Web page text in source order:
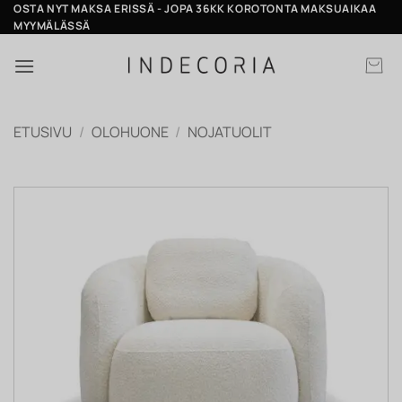
Skip
to
OSTA NYT MAKSA ERISSÄ - JOPA 36KK KOROTONTA MAKSUAIKAA
MYYMÄLÄSSÄ
ETUSIVU / OLOHUONE / NOJATUOLIT